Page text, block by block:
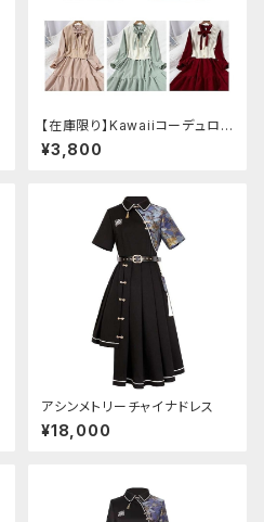
【在庫限り】Kawaiiコーデュロイ
ニットワンピースセットアップ
¥3,800
アシンメトリーチャイナドレス
¥18,000